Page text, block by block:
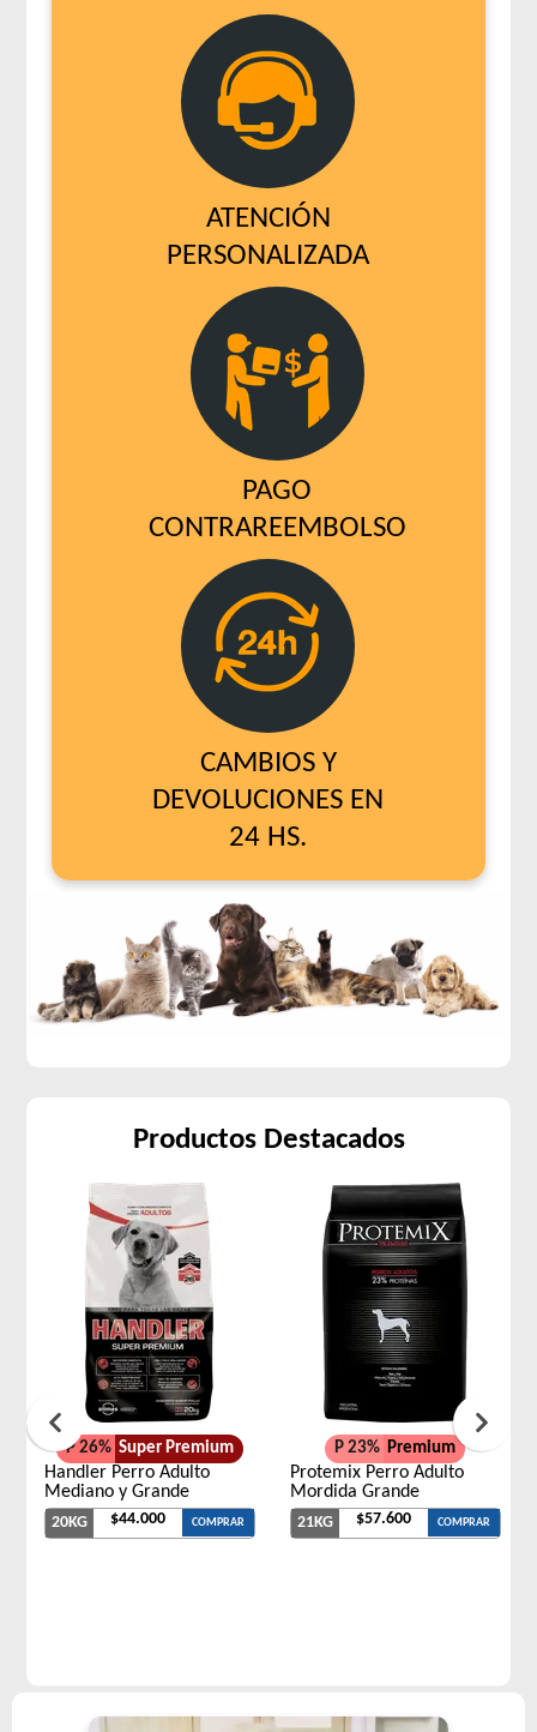
ATENCIÓN
PERSONALIZADA
PAGO
CONTRAREEMBOLSO
CAMBIOS Y
DEVOLUCIONES EN
24 HS.
Productos Destacados
P 26% Super Premium
Handler Perro Adulto
Mediano y Grande
20KG $44.000 COMPRAR
P 23% Premium
Protemix Perro Adulto
Mordida Grande
21KG $57.600 COMPRAR